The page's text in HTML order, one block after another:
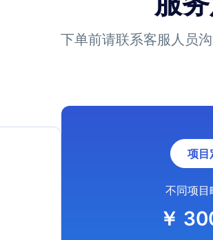
下单前请联系客服人员
项目
不同项目
￥